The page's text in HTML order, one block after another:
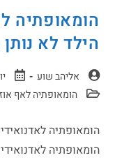
הומאופתיה
הילד לא
אליהב שוע
הומאופתיה לאף
הומאופתיה
הומאופתיה